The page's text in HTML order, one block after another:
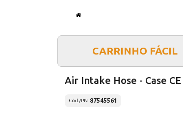
CARRINHO FÁCIL
Air Intake Hose - Case CE
Cód./PN 87545561